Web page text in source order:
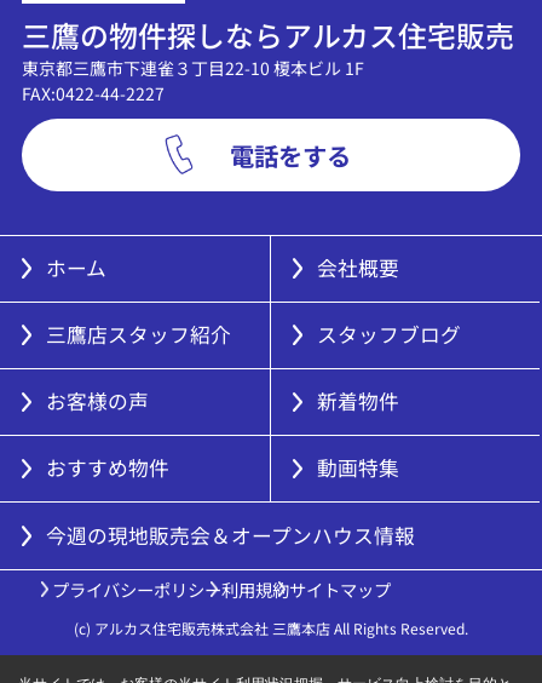
三鷹の物件探しならアルカス住宅販売
東京都三鷹市下連雀３丁目22-10 榎本ビル 1F
FAX:0422-44-2227
電話をする
ホーム 会社概要
三鷹店スタッフ紹介 スタッフブログ
お客様の声 新着物件
おすすめ物件 動画特集
今週の現地販売会＆オープンハウス情報
プライバシーポリシー利用規約サイトマップ
(c) アルカス住宅販売株式会社 三鷹本店 All Rights Reserved.